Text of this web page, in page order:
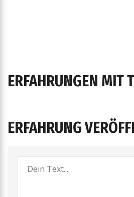
ERFAHRUNGEN MIT
ERFAHRUNG